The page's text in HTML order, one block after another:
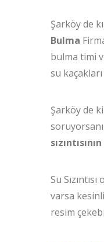
Şarköy de
Bulma
bulma timi
su
Şarköy de
sızıntısının
Su
varsa
resim